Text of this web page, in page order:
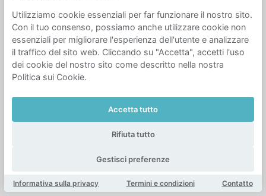
Utilizziamo cookie essenziali per far funzionare il nostro sito.
Con il tuo consenso, possiamo anche utilizzare cookie non
essenziali per migliorare l'esperienza dell'utente e analizzare
il traffico del sito web. Cliccando su "Accetta", accetti l'uso
dei cookie del nostro sito come descritto nella nostra
Politica sui Cookie.
Accetta tutto
Rifiuta tutto
Gestisci preferenze
Informativa sulla privacy Termini e condizioni Contatto